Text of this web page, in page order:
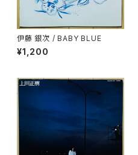
伊藤 銀次 / BABY BLUE
¥1,200